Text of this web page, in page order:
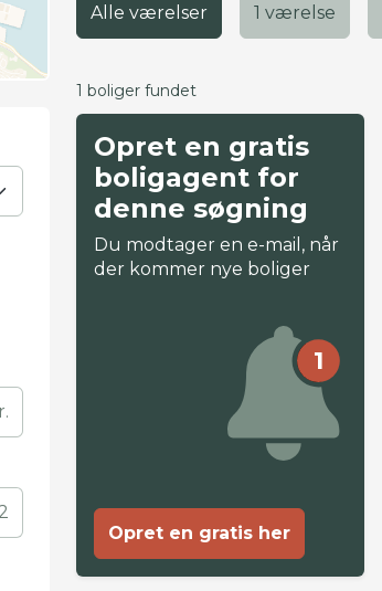
Alle værelser 1 værelse
1 boliger fundet
Opret en gratis
boligagent for
denne søgning
Du modtager en e-mail, når
der kommer nye boliger
1
Opret en gratis her